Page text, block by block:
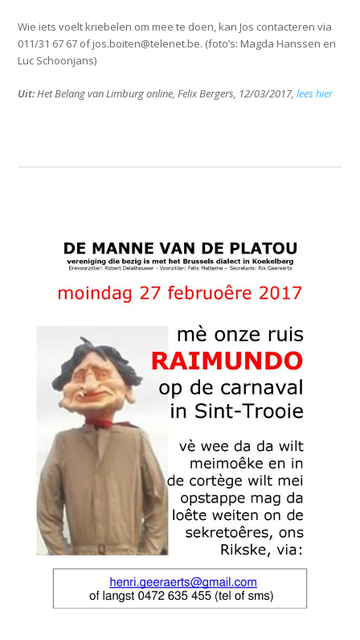
Wie iets voelt kriebelen om mee te doen, kan Jos contacteren via
011/31 67 67 of jos.boiten@telenet.be. (foto’s: Magda Hanssen en
Luc Schoonjans)
Uit:Het Belang van Limburg online, Felix Bergers, 12/03/2017,lees hier